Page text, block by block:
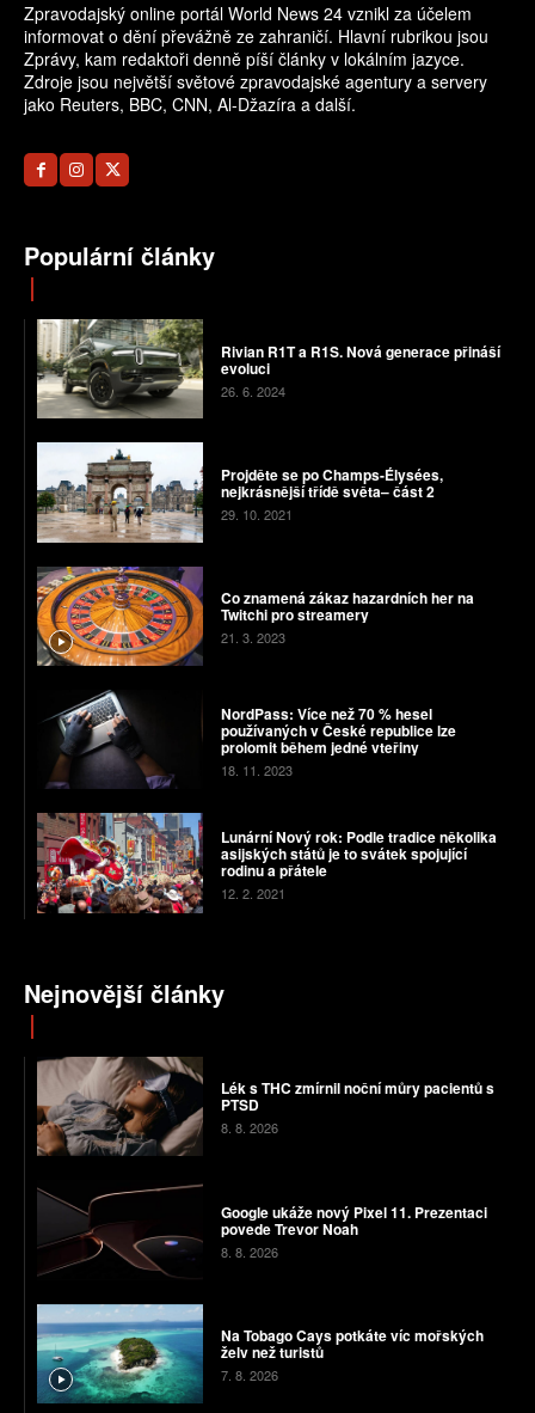
Zpravodajský online portál World News 24 vznikl za účelem
informovat o dění převážně ze zahraničí. Hlavní rubrikou jsou
Zprávy, kam redaktoři denně píší články v lokálním jazyce.
Zdroje jsou největší světové zpravodajské agentury a servery
jako Reuters, BBC, CNN, Al-Džazíra a další.
Populární články
Rivian R1T a R1S. Nová generace přináší
evoluci
26. 6. 2024
Projděte se po Champs-Élysées,
nejkrásnější třídě světa– část 2
29. 10. 2021
Co znamená zákaz hazardních her na
Twitchi pro streamery
21. 3. 2023
NordPass: Více než 70 % hesel
používaných v České republice lze
prolomit během jedné vteřiny
18. 11. 2023
Lunární Nový rok: Podle tradice několika
asijských států je to svátek spojující
rodinu a přátele
12. 2. 2021
Nejnovější články
Lék s THC zmírnil noční můry pacientů s
PTSD
8. 8. 2026
Google ukáže nový Pixel 11. Prezentaci
povede Trevor Noah
8. 8. 2026
Na Tobago Cays potkáte víc mořských
želv než turistů
7. 8. 2026